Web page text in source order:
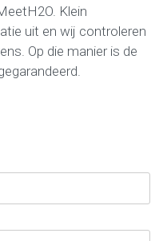
Klein
uit en wij controleren
Op die manier is de